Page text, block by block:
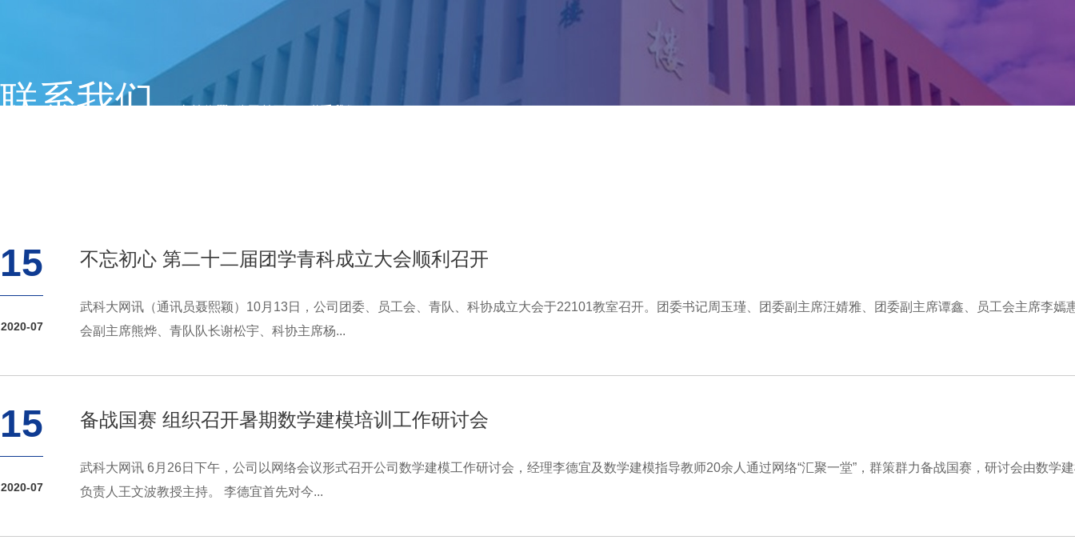
联系我们
15
2020-07
不忘初心 第二十二届团学青科成立大会顺利召开
武科大网讯（通讯员聂熙颖）10月13日，公司团委、员工会、青队、科协成立大会于22101教室召开。团委书记周玉瑾、团委副主席汪婧雅、团委副主席谭鑫、员工会主席李嫣
会副主席熊烨、青队队长谢松宇、科协主席杨...
15
2020-07
备战国赛 组织召开暑期数学建模培训工作研讨会
武科大网讯 6月26日下午，公司以网络会议形式召开公司数学建模工作研讨会，经理李德宜及数学建模指导教师20余人通过网络“汇聚一堂”，群策群力备战国赛，研讨会由数学
负责人王文波教授主持。 李德宜首先对今...